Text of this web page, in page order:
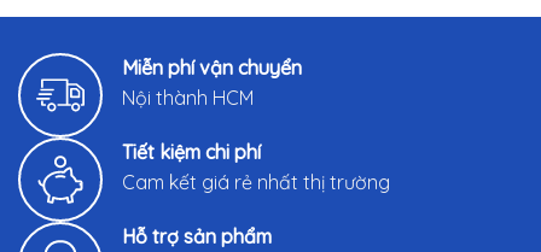
Miễn phí vận chuyển
Nội thành HCM
Tiết kiệm chi phí
Cam kết giá rẻ nhất thị trường
Hỗ trợ sản phẩm